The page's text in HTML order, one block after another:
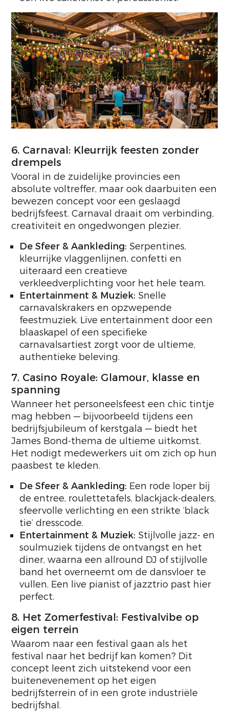
6. Carnaval: Kleurrijk feesten zonder
drempels
Vooral in de zuidelijke provincies een
absolute voltreffer, maar ook daarbuiten een
bewezen concept voor een geslaagd
bedrijfsfeest. Carnaval draait om verbinding,
creativiteit en ongedwongen plezier.
De Sfeer & Aankleding: Serpentines,
kleurrijke vlaggenlijnen, confetti en
uiteraard een creatieve
verkleedverplichting voor het hele team.
Entertainment & Muziek: Snelle
carnavalskrakers en opzwepende
feestmuziek. Live entertainment door een
blaaskapel of een specifieke
carnavalsartiest zorgt voor de ultieme,
authentieke beleving.
7. Casino Royale: Glamour, klasse en
spanning
Wanneer het personeelsfeest een chic tintje
mag hebben — bijvoorbeeld tijdens een
bedrijfsjubileum of kerstgala — biedt het
James Bond-thema de ultieme uitkomst.
Het nodigt medewerkers uit om zich op hun
paasbest te kleden.
De Sfeer & Aankleding: Een rode loper bij
de entree, roulettetafels, blackjack-dealers,
sfeervolle verlichting en een strikte ‘black
tie’ dresscode.
Entertainment & Muziek: Stijlvolle jazz- en
soulmuziek tijdens de ontvangst en het
diner, waarna een allround DJ of stijlvolle
band het overneemt om de dansvloer te
vullen. Een live pianist of jazztrio past hier
perfect.
8. Het Zomerfestival: Festivalvibe op
eigen terrein
Waarom naar een festival gaan als het
festival naar het bedrijf kan komen? Dit
concept leent zich uitstekend voor een
buitenevenement op het eigen
bedrijfsterrein of in een grote industriële
bedrijfshal.